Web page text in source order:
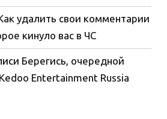
удалить свои комментарии
кинуло вас в ЧС
Берегись, очередной
Entertainment Russia